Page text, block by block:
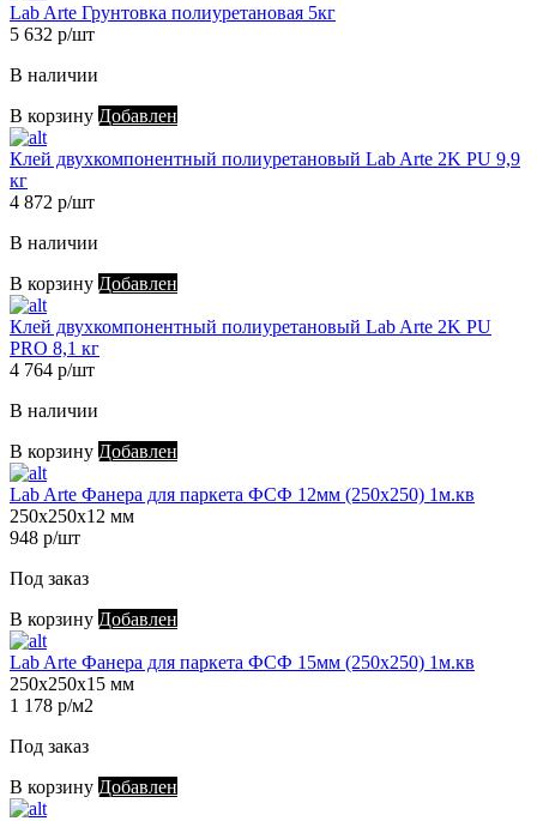
Lab Arte Грунтовка полиуретановая 5кг
5 632 р/шт
В наличии
В корзину Добавлен
Клей двухкомпонентный полиуретановый Lab Arte 2K PU 9,9
кг
4 872 р/шт
В наличии
В корзину Добавлен
Клей двухкомпонентный полиуретановый Lab Arte 2K PU
PRO 8,1 кг
4 764 р/шт
В наличии
В корзину Добавлен
Lab Arte Фанера для паркета ФСФ 12мм (250х250) 1м.кв
250х250х12 мм
948 р/шт
Под заказ
В корзину Добавлен
Lab Arte Фанера для паркета ФСФ 15мм (250х250) 1м.кв
250х250х15 мм
1 178 р/м2
Под заказ
В корзину Добавлен